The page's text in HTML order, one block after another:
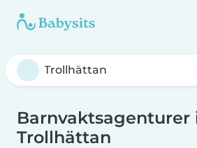
Barnvaktsagenturer
Trollhättan